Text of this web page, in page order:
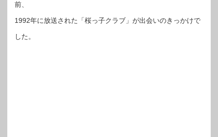
前、
1992年に放送された「桜っ子クラブ」が出会いのきっかけで
した。